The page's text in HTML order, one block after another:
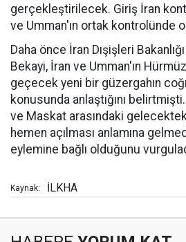
gerçekleştirilecek. Giriş İran
ve Umman'ın ortak kontrolünde
Daha önce İran Dışişleri
Bekayi, İran ve Umman'ın
geçecek yeni bir güzergahın
konusunda anlaştığını
ve Maskat arasındaki
hemen açılması anlamına
eylemine bağlı olduğunu
Kaynak: İLKHA